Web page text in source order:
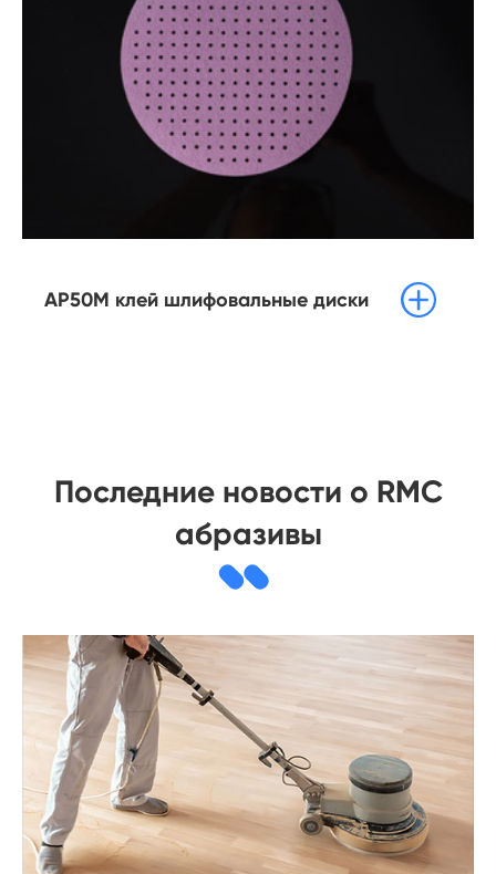
AP50M клей шлифовальные диски 
Последние новости о RMC
абразивы